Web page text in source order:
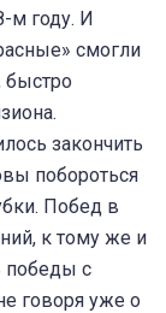
м году. И
смогли
быстро
закончить
побороться
Побед в
к тому же и
победы с
говоря уже о